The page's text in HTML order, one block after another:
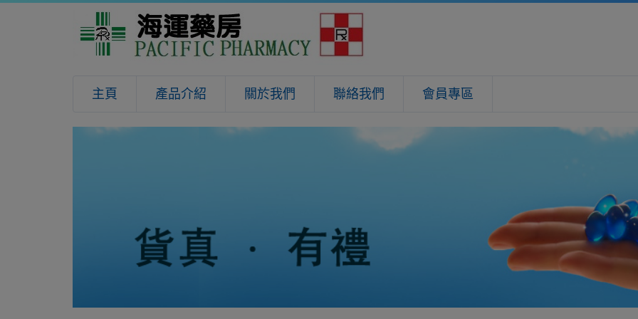
主頁 產品介紹 關於我們 聯絡我們 會員專區